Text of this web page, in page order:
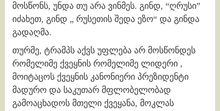
მოსწონს, უნდა თუ არა ვინმეს. გინდ, “ღრუსი”
იძახეთ, გინდ „ რუსეთის შედა ეზო“ და გინდა
გადაღმა.
თურმე, ტრამპს აქვს უფლება არ მოსწონდეს
რომელიმე ქვეყნის რომელიმე ლიდერი ,
მოიტაცოს ქვეყნის კანონიერი პრეზიდენტი
მადურო და საკუთარ მფლობელობად
გამოაცხადოს მთელი ქვეყანა, მოკლას